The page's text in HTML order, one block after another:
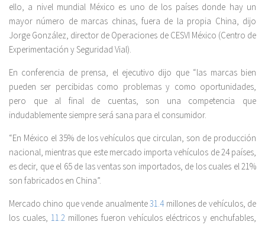
ello, a nivel mundial México es uno de los países donde hay un
mayor número de marcas chinas, fuera de la propia China, dijo
Jorge González, director de Operaciones de CESVI México (Centro de
Experimentación y Seguridad Vial).
En conferencia de prensa, el ejecutivo dijo que “las marcas bien
pueden ser percibidas como problemas y como oportunidades,
pero que al final de cuentas, son una competencia que
indudablemente siempre será sana para el consumidor.
“En México el 35% de los vehículos que circulan, son de producción
nacional, mientras que este mercado importa vehículos de 24 países,
es decir, que el 65 de las ventas son importados, de los cuales el 21%
son fabricados en China”.
Mercado chino que vende anualmente31.4millones de vehículos, de
los cuales, 11.2 millones fueron vehículos eléctricos y enchufables,